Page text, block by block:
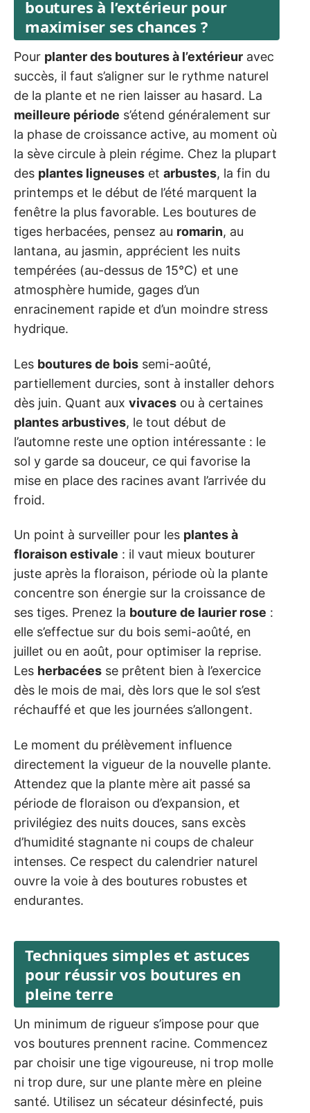
boutures à l’extérieur pour
maximiser ses chances ?
Pour planter des boutures à l’extérieur avec
succès, il faut s’aligner sur le rythme naturel
de la plante et ne rien laisser au hasard. La
meilleure période s’étend généralement sur
la phase de croissance active, au moment où
la sève circule à plein régime. Chez la plupart
des plantes ligneuses et arbustes, la fin du
printemps et le début de l’été marquent la
fenêtre la plus favorable. Les boutures de
tiges herbacées, pensez au romarin, au
lantana, au jasmin, apprécient les nuits
tempérées (au-dessus de 15°C) et une
atmosphère humide, gages d’un
enracinement rapide et d’un moindre stress
hydrique.
Les boutures de bois semi-aoûté,
partiellement durcies, sont à installer dehors
dès juin. Quant aux vivaces ou à certaines
plantes arbustives, le tout début de
l’automne reste une option intéressante : le
sol y garde sa douceur, ce qui favorise la
mise en place des racines avant l’arrivée du
froid.
Un point à surveiller pour les plantes à
floraison estivale : il vaut mieux bouturer
juste après la floraison, période où la plante
concentre son énergie sur la croissance de
ses tiges. Prenez la bouture de laurier rose :
elle s’effectue sur du bois semi-aoûté, en
juillet ou en août, pour optimiser la reprise.
Les herbacées se prêtent bien à l’exercice
dès le mois de mai, dès lors que le sol s’est
réchauffé et que les journées s’allongent.
Le moment du prélèvement influence
directement la vigueur de la nouvelle plante.
Attendez que la plante mère ait passé sa
période de floraison ou d’expansion, et
privilégiez des nuits douces, sans excès
d’humidité stagnante ni coups de chaleur
intenses. Ce respect du calendrier naturel
ouvre la voie à des boutures robustes et
endurantes.
Techniques simples et astuces
pour réussir vos boutures en
pleine terre
Un minimum de rigueur s’impose pour que
vos boutures prennent racine. Commencez
par choisir une tige vigoureuse, ni trop molle
ni trop dure, sur une plante mère en pleine
santé. Utilisez un sécateur désinfecté, puis